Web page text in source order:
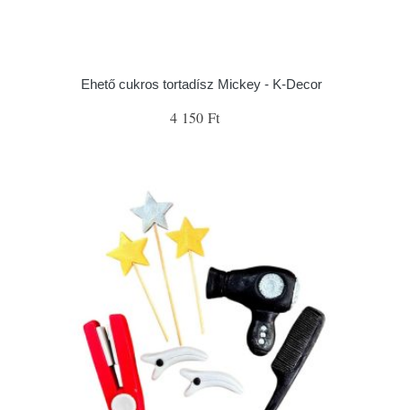
Ehető cukros tortadísz Mickey - K-Decor
4 150 Ft